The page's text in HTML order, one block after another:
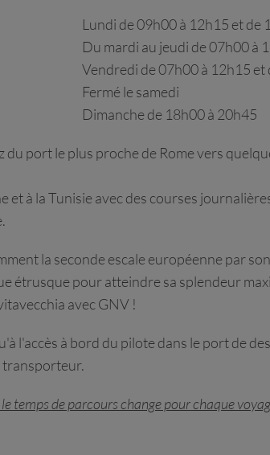
Lundi de 09h00 à 12h15 et de
Du mardi au jeudi de 07h00 à
Vendredi de 07h00 à 12h15
Fermé le samedi
Dimanche de 18h00 à 20h45
port le plus proche de Rome vers
et à la Tunisie avec des courses
la seconde escale européenne par
pour atteindre sa splendeur
avec GNV !
l'accès à bord du pilote dans le port de
transporteur.
temps de parcours change pour chaque